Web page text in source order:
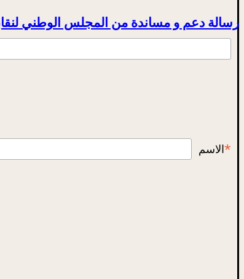
رسالة دعم و مساندة من المجلس الوطني
* الاسم